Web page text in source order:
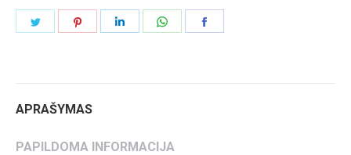
APRAŠYMAS
PAPILDOMA INFORMACIJA